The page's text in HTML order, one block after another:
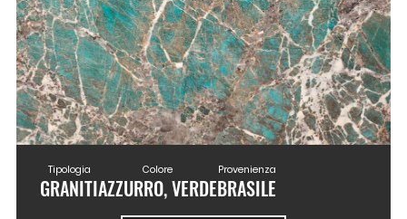
Tipologia
GRANITI
Colore
AZZURRO, VERDE
Provenienza
BRASILE